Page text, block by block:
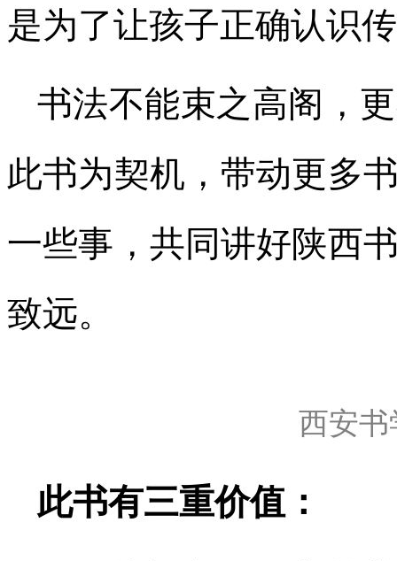
是为了让孩子正确认识
书法不能束之高阁，
此书为契机，带动更多
一些事，共同讲好陕西
致远。
西安书
此书有三重价值：